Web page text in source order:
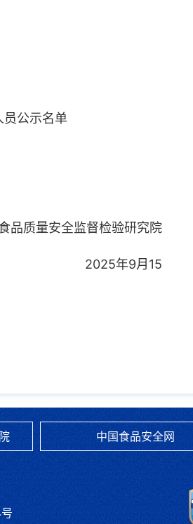
公示名单
质量安全监督检验研究院
15
中国食品安全网